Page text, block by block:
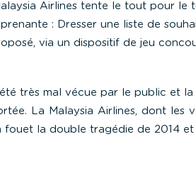
Airlines tente le tout pour le
: Dresser une liste de
via un dispositif de jeu
très mal vécue par le public et
La Malaysia Airlines, dont les
fouet la double tragédie de 2014